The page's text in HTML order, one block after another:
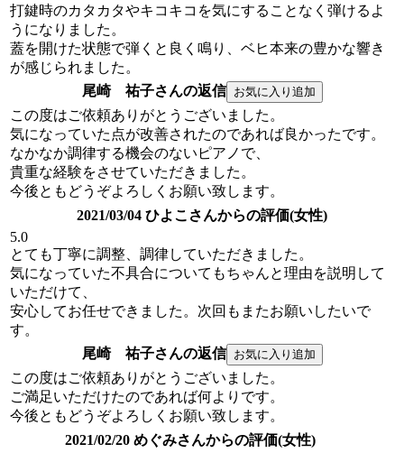
打鍵時のカタカタやキコキコを気にすることなく弾けるよ
うになりました。
蓋を開けた状態で弾くと良く鳴り、ベヒ本来の豊かな響き
が感じられました。
尾崎 祐子さんの返信
この度はご依頼ありがとうございました。
気になっていた点が改善されたのであれば良かったです。
なかなか調律する機会のないピアノで、
貴重な経験をさせていただきました。
今後ともどうぞよろしくお願い致します。
2021/03/04 ひよこさんからの評価(女性)
5.0
とても丁寧に調整、調律していただきました。
気になっていた不具合についてもちゃんと理由を説明して
いただけて、
安心してお任せできました。次回もまたお願いしたいで
す。
尾崎 祐子さんの返信
この度はご依頼ありがとうございました。
ご満足いただけたのであれば何よりです。
今後ともどうぞよろしくお願い致します。
2021/02/20 めぐみさんからの評価(女性)